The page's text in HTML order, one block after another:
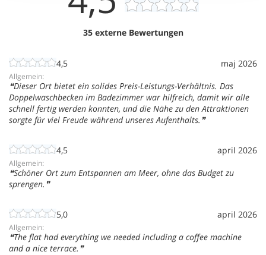
35 externe Bewertungen
4,5 maj 2026
Allgemein:
Dieser Ort bietet ein solides Preis-Leistungs-Verhältnis. Das
Doppelwaschbecken im Badezimmer war hilfreich, damit wir alle
schnell fertig werden konnten, und die Nähe zu den Attraktionen
sorgte für viel Freude während unseres Aufenthalts.
4,5 april 2026
Allgemein:
Schöner Ort zum Entspannen am Meer, ohne das Budget zu
sprengen.
5,0 april 2026
Allgemein:
The flat had everything we needed including a coffee machine
and a nice terrace.